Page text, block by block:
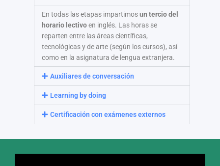
En todas las etapas impartimosun tercio del
horario lectivoen inglés. Las horas se
reparten entre las áreas científicas,
tecnológicas y de arte (según los cursos), así
como en la asignatura de lengua extranjera.
Auxiliares de conversación
Learning by doing
Certificación con exámenes externos